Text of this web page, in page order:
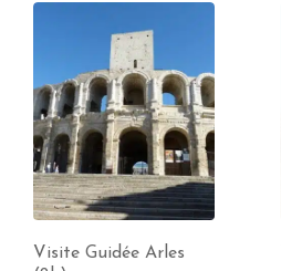
Visite Guidée Saint